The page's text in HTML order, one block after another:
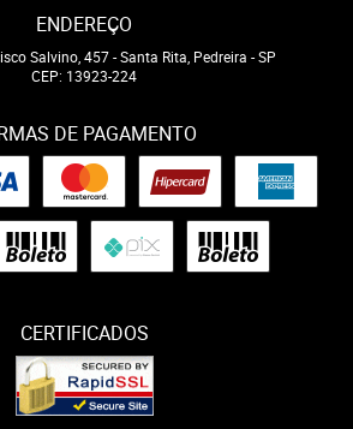
ENDEREÇO
Salvino, 457-Santa Rita, Pedreira -SP
CEP: 13923-224
DE PAGAMENTO
CERTIFICADOS